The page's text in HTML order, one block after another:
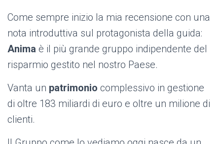
Come sempre inizio la mia recensione con una
nota introduttiva sul protagonista della guida:
Anima è il più grande gruppo indipendente del
risparmio gestito nel nostro Paese.
Vanta un patrimonio complessivo in gestione
di oltre 183 miliardi di euro e oltre un milione di
clienti.